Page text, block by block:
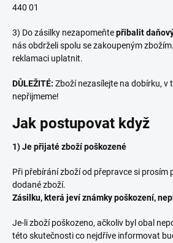
440 01
3) Do zásilky nezapomeňtepřibalit
nás obdrželi spolu se zakoupeným
reklamaci uplatnit.
DŮLEŽITÉ: Zboží nezasílejte na dobírku, v
nepřijmeme!
Jak postupovat když
1) Je přijaté zboží poškozené
Při přebírání zboží od přepravce si prosím
dodané zboží.
Zásilku, která jeví známky poškození,
Je-li zboží poškozeno, ačkoliv byl obal
této skutečnosti co nejdříve informovat